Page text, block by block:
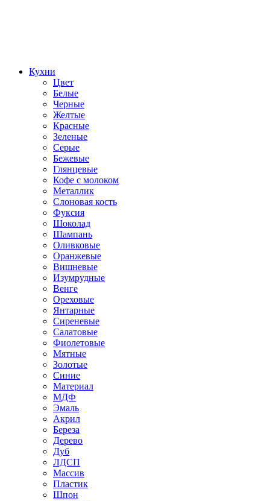
Кухни
Цвет
Белые
Черные
Желтые
Красные
Зеленые
Серые
Бежевые
Глянцевые
Кофе с молоком
Металлик
Слоновая кость
Фуксия
Шоколад
Шампань
Оливковые
Оранжевые
Вишневые
Изумрудные
Венге
Ореховые
Янтарные
Сиреневые
Салатовые
Фиолетовые
Мятные
Золотые
Синие
Материал
МДФ
Эмаль
Акрил
Береза
Дерево
Дуб
ЛДСП
Массив
Пластик
Шпон